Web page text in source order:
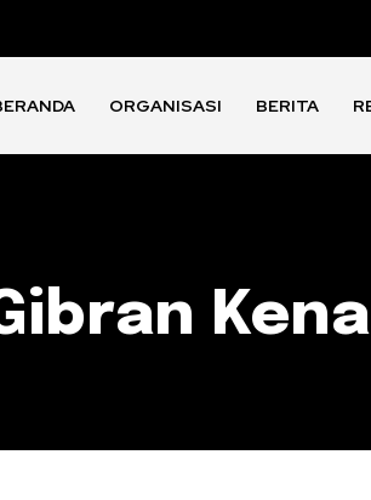
ORGANISASI BERITA